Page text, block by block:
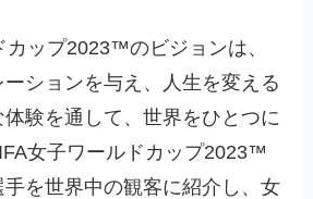
カップ2023™のビジョンは、
ーションを与え、人生を変える
験を通して、世界をひとつに
女子ワールドカップ2023™
を世界中の観客に紹介し、女